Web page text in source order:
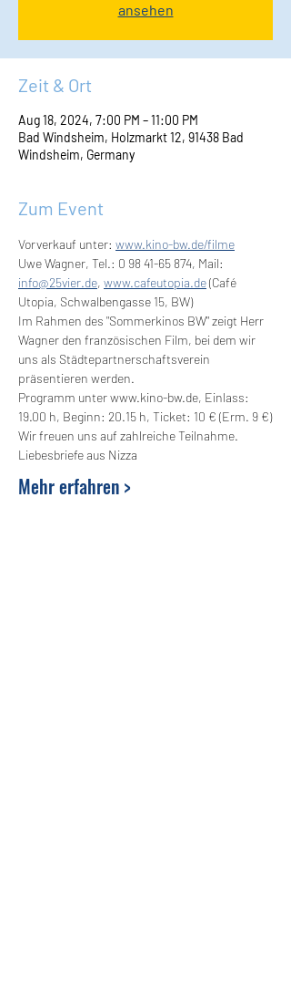
ansehen
Zeit & Ort
Aug 18, 2024, 7:00 PM – 11:00 PM
Bad Windsheim, Holzmarkt 12, 91438 Bad
Windsheim, Germany
Zum Event
Vorverkauf unter: www.kino-bw.de/filme
Uwe Wagner, Tel.: 0 98 41-65 874, Mail:
info@25vier.de, www.cafeutopia.de (Café
Utopia, Schwalbengasse 15, BW)
Im Rahmen des "Sommerkinos BW" zeigt Herr
Wagner den französischen Film, bei dem wir
uns als Städtepartnerschaftsverein
präsentieren werden.
Programm unter www.kino-bw.de, Einlass:
19.00 h, Beginn: 20.15 h, Ticket: 10 € (Erm. 9 €)
Wir freuen uns auf zahlreiche Teilnahme.
Liebesbriefe aus Nizza
Mehr erfahren >